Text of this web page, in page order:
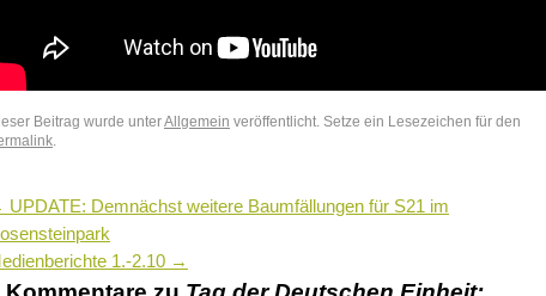
Beitrag wurde unterAllgemein veröffentlicht. Setze ein Lesezeichen für den
UPDATE: Demnächst weitere Baumfällungen für S21 im
1.-2.10 →